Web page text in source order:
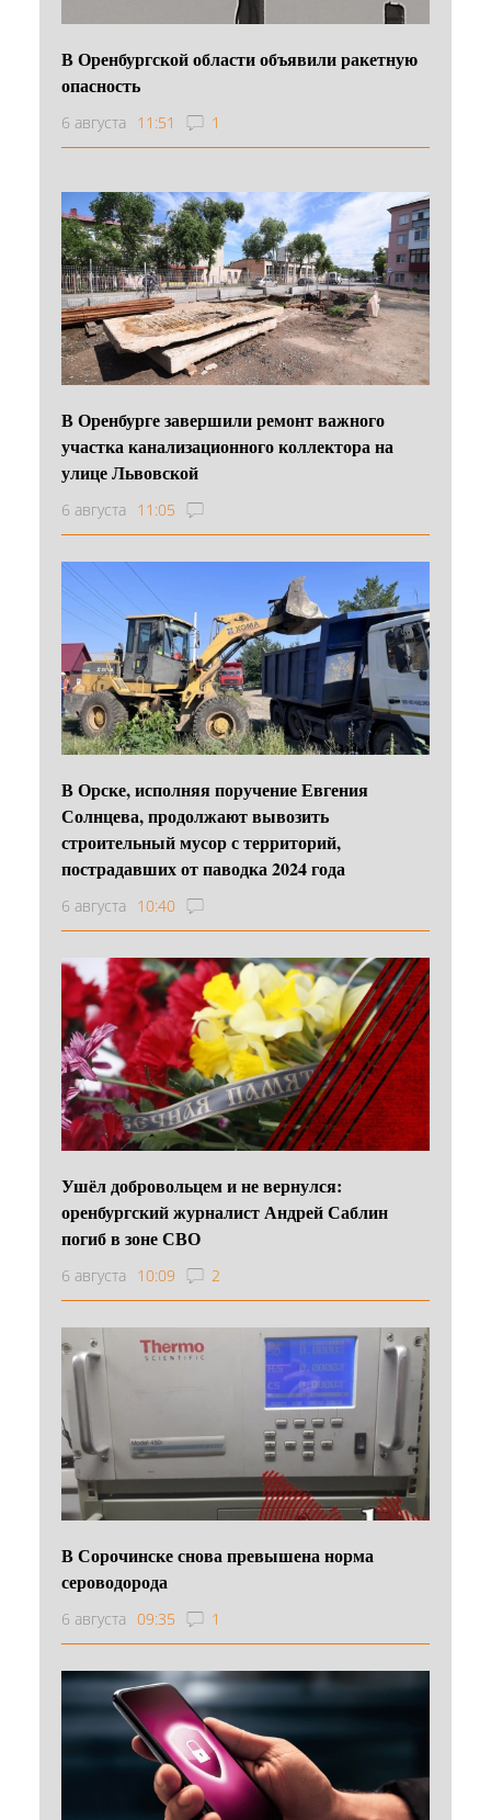
В Оренбургской области объявили ракетную
опасность
6 августа 11:51 1
В Оренбурге завершили ремонт важного
участка канализационного коллектора на
улице Львовской
6 августа 11:05
В Орске, исполняя поручение Евгения
Солнцева, продолжают вывозить
строительный мусор с территорий,
пострадавших от паводка 2024 года
6 августа 10:40
Ушёл добровольцем и не вернулся:
оренбургский журналист Андрей Саблин
погиб в зоне СВО
6 августа 10:09 2
В Сорочинске снова превышена норма
сероводорода
6 августа 09:35 1